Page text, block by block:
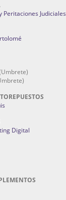
Peritaciones Judiciales
Digital